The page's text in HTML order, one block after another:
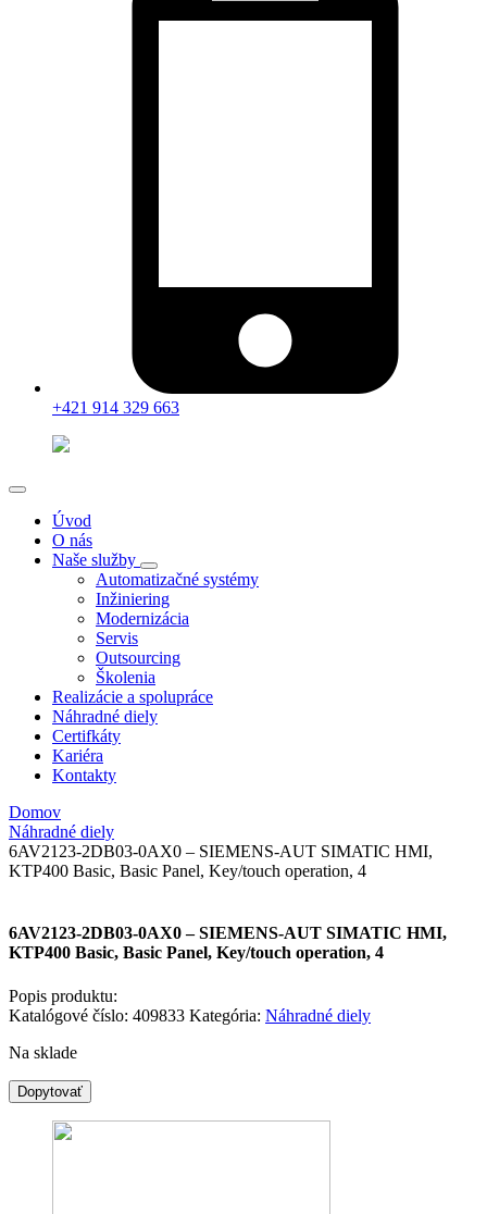
+421 914 329 663
Úvod
O nás
Naše služby
Automatizačné systémy
Inžiniering
Modernizácia
Servis
Outsourcing
Školenia
Realizácie a spolupráce
Náhradné diely
Certifkáty
Kariéra
Kontakty
Domov
Náhradné diely
6AV2123-2DB03-0AX0 – SIEMENS-AUT SIMATIC HMI,
KTP400 Basic, Basic Panel, Key/touch operation, 4
6AV2123-2DB03-0AX0 – SIEMENS-AUT SIMATIC HMI,
KTP400 Basic, Basic Panel, Key/touch operation, 4
Popis produktu:
Katalógové číslo: 409833 Kategória: Náhradné diely
Na sklade
množstvo
6AV2123-
2DB03-
Dopytovať